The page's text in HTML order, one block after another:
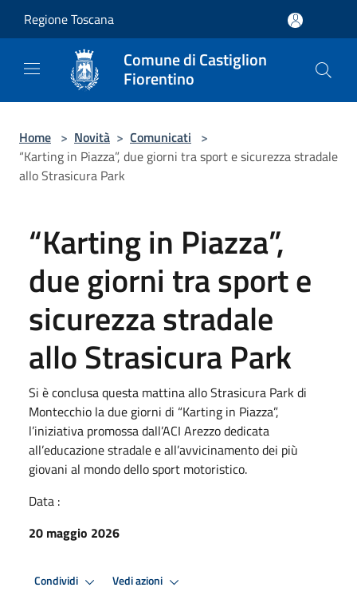
Regione Toscana
Comune di Castiglion
Fiorentino
Home > Novità > Comunicati >
“Karting in Piazza”, due giorni tra sport e sicurezza stradale
allo Strasicura Park
“Karting in Piazza”,
due giorni tra sport e
sicurezza stradale
allo Strasicura Park
Si è conclusa questa mattina allo Strasicura Park di
Montecchio la due giorni di “Karting in Piazza”,
l’iniziativa promossa dall’ACI Arezzo dedicata
all’educazione stradale e all’avvicinamento dei più
giovani al mondo dello sport motoristico.
Data :
20 maggio 2026
Condividi Vedi azioni